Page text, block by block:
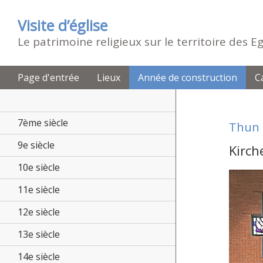
Visite d’église
Le patrimoine religieux sur le territoire des
Page d'entrée Lieux Année de construction
7ème siècle
9e siècle
10e siècle
11e siècle
12e siècle
13e siècle
14e siècle
Thun